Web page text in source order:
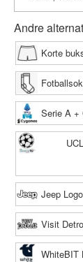
Andre
Korte
Serie A +
Jeep
Visit
WhiteBIT